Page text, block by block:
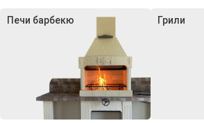
Печи барбекю Грили